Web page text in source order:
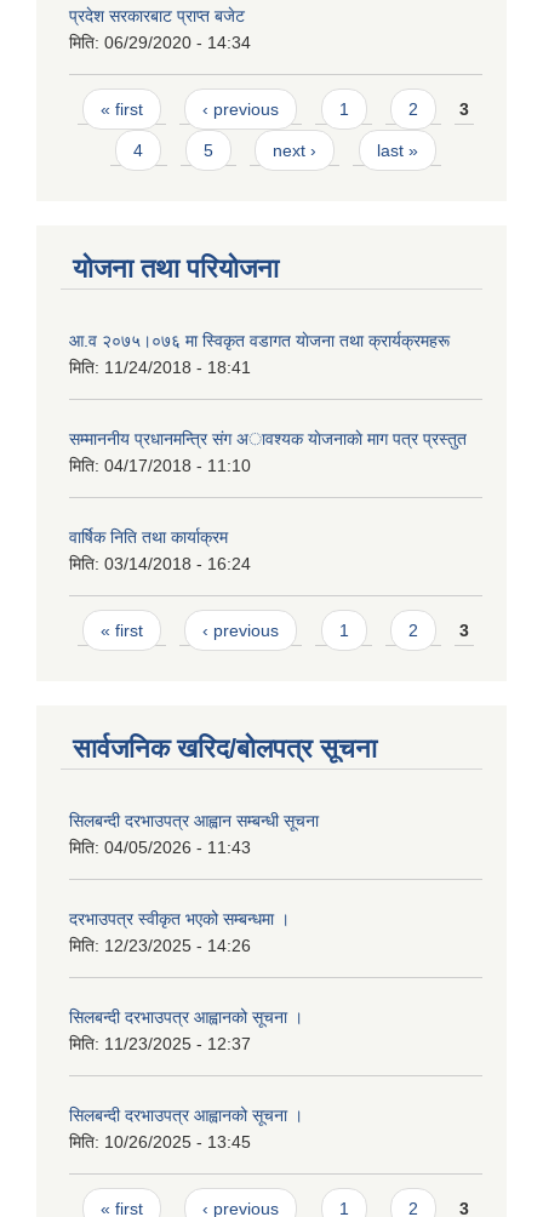
प्रदेश सरकारबाट प्राप्त बजेट
मिति: 06/29/2020 - 14:34
Pages
« first ‹ previous 1 2 3
4 5 next › last »
योजना तथा परियोजना
आ.व २०७५।०७६ मा स्विकृत वडागत याेजना तथा क्रार्यक्रमहरू
मिति: 11/24/2018 - 18:41
सम्माननीय प्रधानमन्त्रि संग अावश्यक याेजनाकाे माग पत्र प्रस्तुत
मिति: 04/17/2018 - 11:10
वार्षिक निति तथा कार्याक्रम
मिति: 03/14/2018 - 16:24
Pages
« first ‹ previous 1 2 3
सार्वजनिक खरिद/बोलपत्र सूचना
सिलबन्दी दरभाउपत्र आह्वान सम्बन्धी सूचना
मिति: 04/05/2026 - 11:43
दरभाउपत्र स्वीकृत भएको सम्बन्धमा ।
मिति: 12/23/2025 - 14:26
सिलबन्दी दरभाउपत्र आह्वानको सूचना ।
मिति: 11/23/2025 - 12:37
सिलबन्दी दरभाउपत्र आह्वानको सूचना ।
मिति: 10/26/2025 - 13:45
Pages
« first ‹ previous 1 2 3